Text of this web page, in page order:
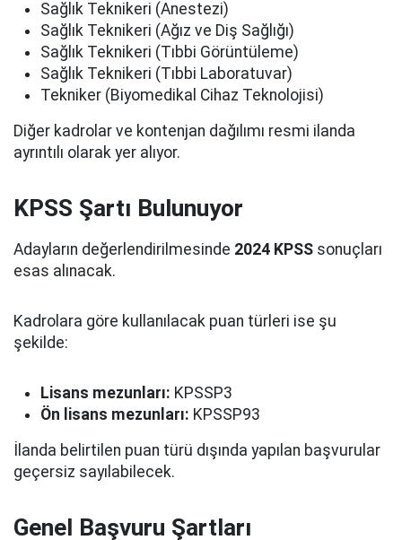
Sağlık Teknikeri (Anestezi)
Sağlık Teknikeri (Ağız ve Diş Sağlığı)
Sağlık Teknikeri (Tıbbi Görüntüleme)
Sağlık Teknikeri (Tıbbi Laboratuvar)
Tekniker (Biyomedikal Cihaz Teknolojisi)
Diğer kadrolar ve kontenjan dağılımı resmi ilanda
ayrıntılı olarak yer alıyor.
KPSS Şartı Bulunuyor
Adayların değerlendirilmesinde 2024 KPSS sonuçları
esas alınacak.
Kadrolara göre kullanılacak puan türleri ise şu
şekilde:
Lisans mezunları: KPSSP3
Ön lisans mezunları: KPSSP93
İlanda belirtilen puan türü dışında yapılan başvurular
geçersiz sayılabilecek.
Genel Başvuru Şartları